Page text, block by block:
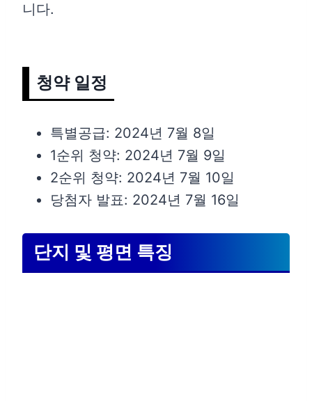
니다.
청약 일정
특별공급: 2024년 7월 8일
1순위 청약: 2024년 7월 9일
2순위 청약: 2024년 7월 10일
당첨자 발표: 2024년 7월 16일
단지 및 평면 특징